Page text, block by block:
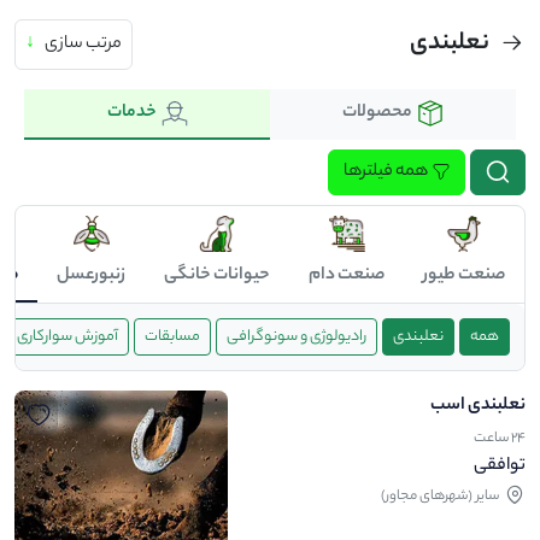
نعلبندی مرتب سازی ↓
محصولات خدمات
همه فیلترها
صنعت طیور صنعت دام حیوانات خانگی زنبورعسل
همه نعلبندی رادیولوژی و سونوگرافی مسابقات آموزش سوارکاری
نعلبندی اسب
24 ساعت
توافقی
ساير (شهرهای مجاور)